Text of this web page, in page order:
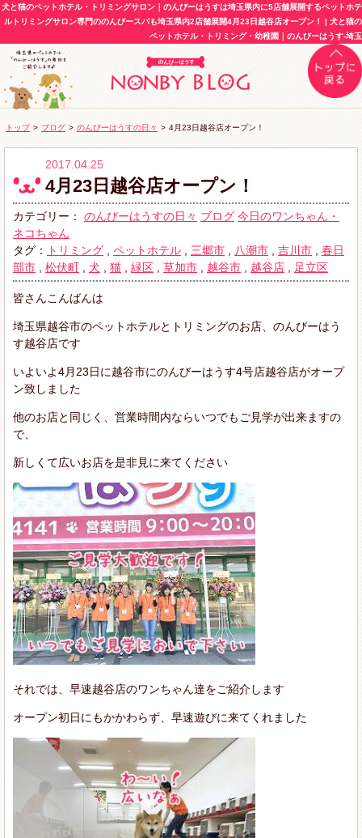
犬と猫のペットホテル・トリミングサロン｜のんびーはうすは埼玉県内に5店舗展開するペットホテ
ルトリミングサロン専門ののんびースパも埼玉県内2店舗展開4月23日越谷店オープン！ | 犬と猫の
ペットホテル・トリミング・幼稚園｜のんびーはうす-埼玉
トップ > ブログ > のんびーはうすの日々 > 4月23日越谷店オープン！
2017.04.25
4月23日越谷店オープン！
カテゴリー： のんびーはうすの日々 ブログ 今日のワンちゃん・
ネコちゃん
タグ：
トリミング ペットホテル 三郷市 八潮市 吉川市
春日
部市
松伏町 犬 猫 緑区 草加市 越谷市 越谷店 足立区
皆さんこんばんは
埼玉県越谷市のペットホテルとトリミングのお店、のんびーはう
す越谷店です
いよいよ4月23日に越谷市にのんびーはうす4号店越谷店がオープ
ン致しました
他のお店と同じく、営業時間内ならいつでもご見学が出来ますの
で、
新しくて広いお店を是非見に来てください
それでは、早速越谷店のワンちゃん達をご紹介します
オープン初日にもかかわらず、早速遊びに来てくれました